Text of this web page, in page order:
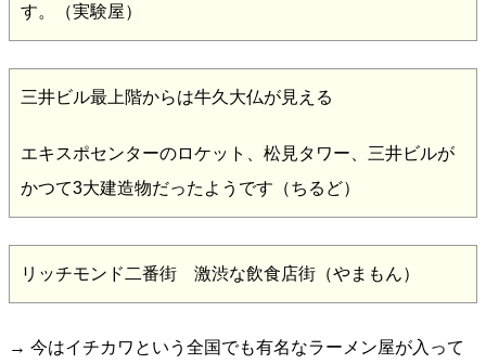
す。（実験屋）
三井ビル最上階からは牛久大仏が見える
エキスポセンターのロケット、松見タワー、三井ビルが
かつて3大建造物だったようです（ちるど）
リッチモンド二番街 激渋な飲食店街（やまもん）
→ 今はイチカワという全国でも有名なラーメン屋が入って